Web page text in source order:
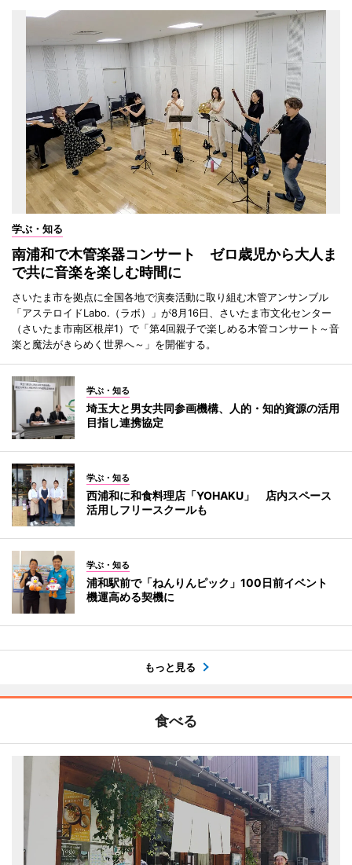
学ぶ・知る
南浦和で木管楽器コンサート ゼロ歳児から大人ま
で共に音楽を楽しむ時間に
さいたま市を拠点に全国各地で演奏活動に取り組む木管アンサンブル
「アステロイドLabo.（ラボ）」が8月16日、さいたま市文化センター
（さいたま市南区根岸1）で「第4回親子で楽しめる木管コンサート～音
楽と魔法がきらめく世界へ～」を開催する。
学ぶ・知る
埼玉大と男女共同参画機構、人的・知的資源の活用
目指し連携協定
学ぶ・知る
西浦和に和食料理店「YOHAKU」 店内スペース
活用しフリースクールも
学ぶ・知る
浦和駅前で「ねんりんピック」100日前イベント
機運高める契機に
もっと見る
食べる